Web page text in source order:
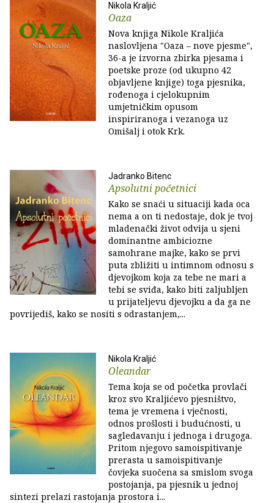
Nikola Kraljić
Oaza
Nova knjiga Nikole Kraljića
naslovljena "Oaza – nove pjesme",
36-a je izvorna zbirka pjesama i
poetske proze (od ukupno 42
objavljene knjige) toga pjesnika,
rođenoga i cjelokupnim
umjetničkim opusom
inspiriranoga i vezanoga uz
Omišalj i otok Krk.
Jadranko Bitenc
Apsolutni početnici
Kako se snaći u situaciji kada oca
nema a on ti nedostaje, dok je tvoj
mladenački život odvija u sjeni
dominantne ambiciozne
samohrane majke, kako se prvi
puta zbližiti u intimnom odnosu s
djevojkom koja za tebe ne mari a
tebi se sviđa, kako biti zaljubljen
u prijateljevu djevojku a da ga ne
povrijediš, kako se nositi s odrastanjem,...
Nikola Kraljić
Oleandar
Tema koja se od početka provlači
kroz svo Kraljićevo pjesništvo,
tema je vremena i vječnosti,
odnos prošlosti i budućnosti, u
sagledavanju i jednoga i drugoga.
Pritom njegovo samoispitivanje
prerasta u samoispitivanje
čovjeka suočena sa smislom svoga
postojanja, pa pjesnik u jednoj
sintezi prelazi rastojanja prostora i...